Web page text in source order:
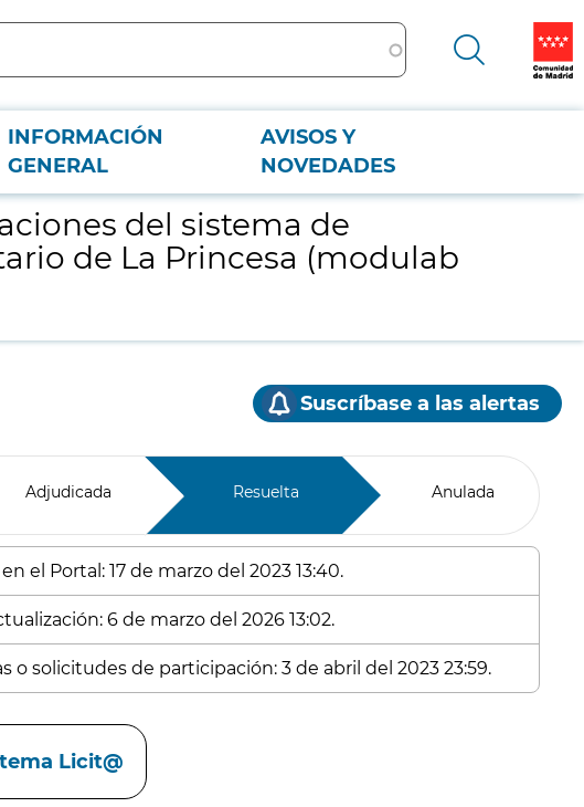
INFORMACIÓN
GENERAL
AVISOS Y
NOVEDADES
de La Princesa (modulab gold).
del sistema de
de La Princesa (modulab
Suscríbase a las alertas
Adjudicada Resuelta Anulada
el Portal: 17 de marzo del 2023 13:40.
6 de marzo del 2026 13:02.
solicitudes de participación: 3 de abril del 2023 23:59.
Licit@